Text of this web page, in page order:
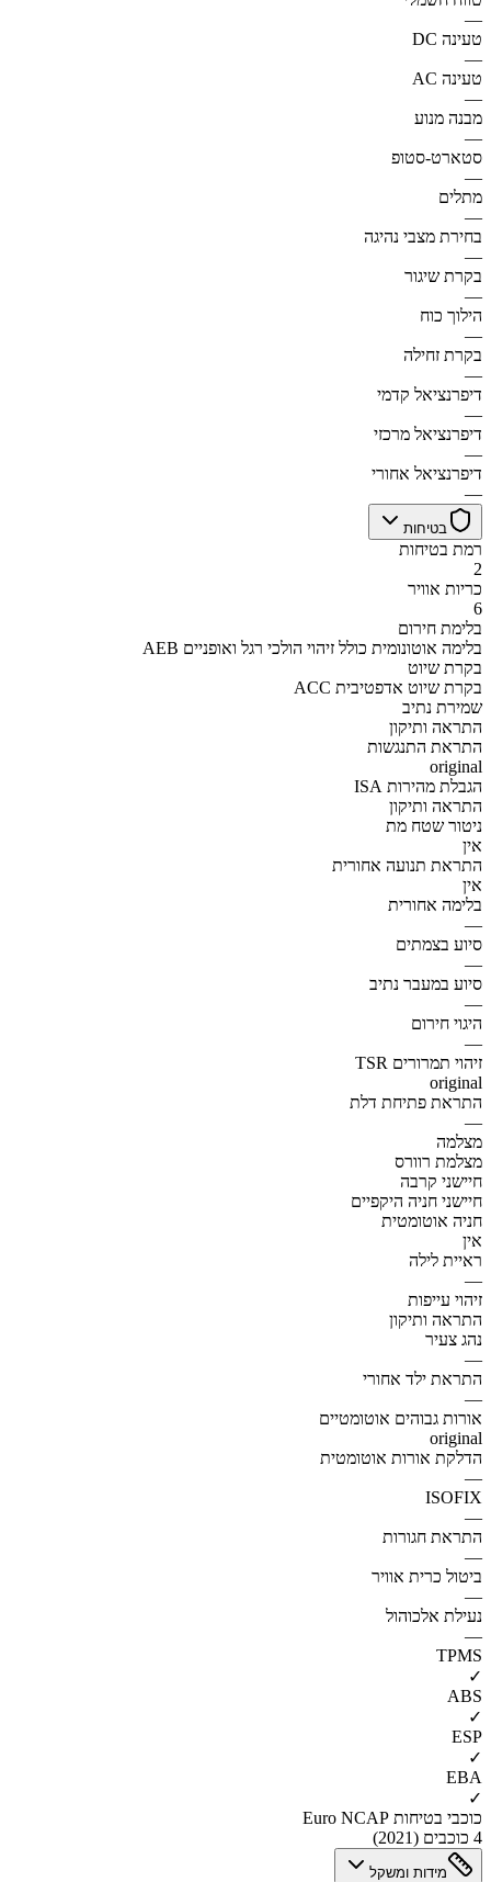
—
טעינה DC
—
טעינה AC
—
מבנה מנוע
—
סטארט-סטופ
—
מתלים
—
בחירת מצבי נהיגה
—
בקרת שיגור
—
הילוך כוח
—
בקרת זחילה
—
דיפרנציאל קדמי
—
דיפרנציאל מרכזי
—
דיפרנציאל אחורי
—
בטיחות
רמת בטיחות
2
כריות אוויר
6
בלימת חירום
AEB בלימה אוטונומית כולל זיהוי הולכי רגל ואופניים
בקרת שיוט
ACC בקרת שיוט אדפטיבית
שמירת נתיב
התראה ותיקון
התראת התנגשות
original
הגבלת מהירות ISA
התראה ותיקון
ניטור שטח מת
אין
התראת תנועה אחורית
אין
בלימה אחורית
—
סיוע בצמתים
—
סיוע במעבר נתיב
—
היגוי חירום
—
זיהוי תמרורים TSR
original
התראת פתיחת דלת
—
מצלמה
מצלמת רוורס
חיישני קרבה
חיישני חניה היקפיים
חניה אוטומטית
אין
ראיית לילה
—
זיהוי עייפות
התראה ותיקון
נהג צעיר
—
התראת ילד אחורי
—
אורות גבוהים אוטומטיים
original
הדלקת אורות אוטומטית
—
ISOFIX
—
התראת חגורות
—
ביטול כרית אוויר
—
נעילת אלכוהול
—
TPMS
✓
ABS
✓
ESP
✓
EBA
✓
כוכבי בטיחות Euro NCAP
4 כוכבים (2021)
מידות ומשקל